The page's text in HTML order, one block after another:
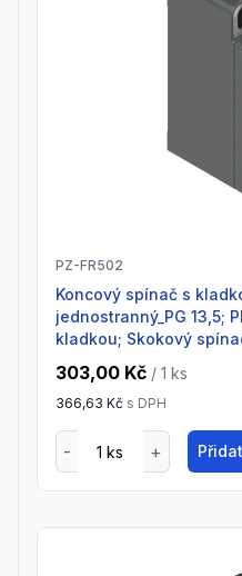
PZ-FR502
Koncový spínač s kladkou a čepem,
jednostranný_PG 13,5;
kladkou; Skokový
303,00 Kč / 1 ks
366,63 Kč s DPH